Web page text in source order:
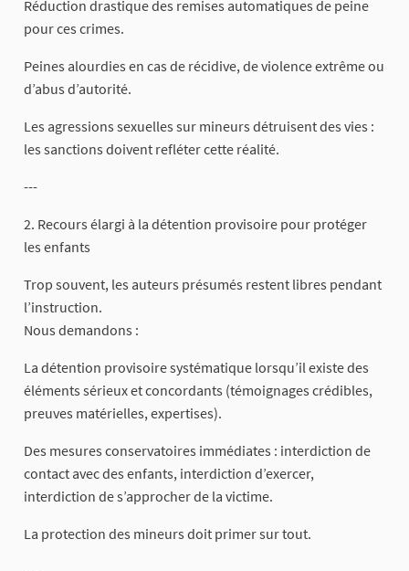
Réduction drastique des remises automatiques de peine
pour ces crimes.
Peines alourdies en cas de récidive, de violence extrême ou
d’abus d’autorité.
Les agressions sexuelles sur mineurs détruisent des vies :
les sanctions doivent refléter cette réalité.
---
2. Recours élargi à la détention provisoire pour protéger
les enfants
Trop souvent, les auteurs présumés restent libres pendant
l’instruction.
Nous demandons :
La détention provisoire systématique lorsqu’il existe des
éléments sérieux et concordants (témoignages crédibles,
preuves matérielles, expertises).
Des mesures conservatoires immédiates : interdiction de
contact avec des enfants, interdiction d’exercer,
interdiction de s’approcher de la victime.
La protection des mineurs doit primer sur tout.